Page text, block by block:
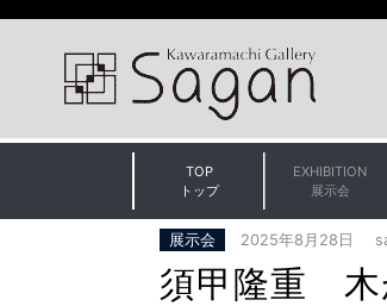
TOP
トップ(current)
EXHIBITION
展示会
展示会 2025年8月28日
須甲隆重 木